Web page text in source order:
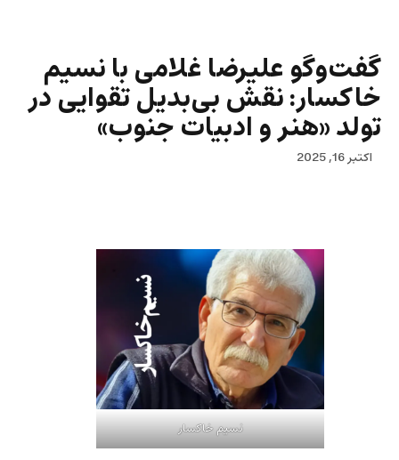
گفت‌وگو علیرضا غلامی با نسیم
خاکسار: نقش بی‌بدیل تقوایی در
تولد «هنر و ادبیات جنوب»
اکتبر 16, 2025
نسیم خاکسار